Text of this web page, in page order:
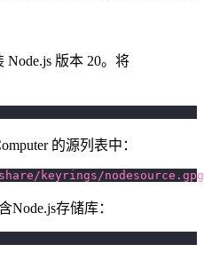
Node.js 版本 20。将
的源列表中：
keyrings/
存储库：